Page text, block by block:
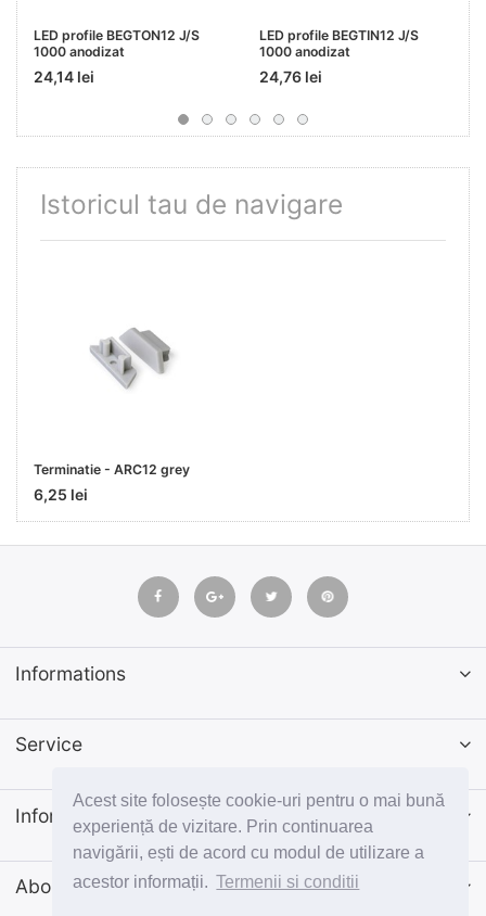
Acest site folosește cookie-uri pentru o mai bună
experiență de vizitare. Prin continuarea
navigării, ești de acord cu modul de utilizare a
acestor informații. Termenii si conditii
LED profile BEGTON12 J/S
1000 anodizat
24,14 lei
LED profile BEGTIN12 J/S
1000 anodizat
24,76 lei
Istoricul tau de navigare
Terminatie - ARC12 grey
6,25 lei
Informations
Service
Informatii
Abonează-te la newsletter